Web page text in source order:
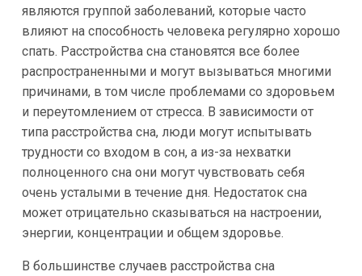
являются группой заболеваний, которые часто
влияют на способность человека регулярно хорошо
спать. Расстройства сна становятся все более
распространенными и могут вызываться многими
причинами, в том числе проблемами со здоровьем
и переутомлением от стресса. В зависимости от
типа расстройства сна, люди могут испытывать
трудности со входом в сон, а из-за нехватки
полноценного сна они могут чувствовать себя
очень усталыми в течение дня. Недостаток сна
может отрицательно сказываться на настроении,
энергии, концентрации и общем здоровье.
В большинстве случаев расстройства сна